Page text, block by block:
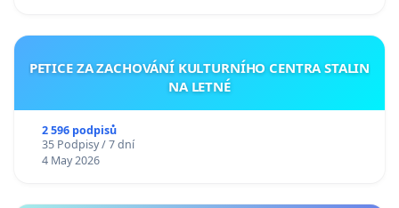
PETICE ZA ZACHOVÁNÍ KULTURNÍHO CENTRA STALIN
NA LETNÉ
2 596 podpisů
35 Podpisy / 7 dní
4 May 2026